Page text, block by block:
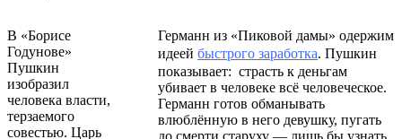
В «Борисе
Годунове»
Пушкин
изобразил
человека власти,
терзаемого
совестью. Царь
Германн из «Пиковой дамы» одержим
идеей быстрого заработка. Пушкин
показывает: страсть к деньгам
убивает в человеке всё человеческое.
Германн готов обманывать
влюблённую в него девушку, пугать